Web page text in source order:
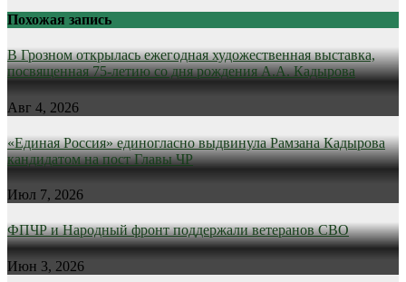
Похожая запись
В Грозном открылась ежегодная художественная выставка,
посвященная 75-летию со дня рождения А.А. Кадырова
Авг 4, 2026
«Единая Россия» единогласно выдвинула Рамзана Кадырова
кандидатом на пост Главы ЧР
Июл 7, 2026
ФПЧР и Народный фронт поддержали ветеранов СВО
Июн 3, 2026